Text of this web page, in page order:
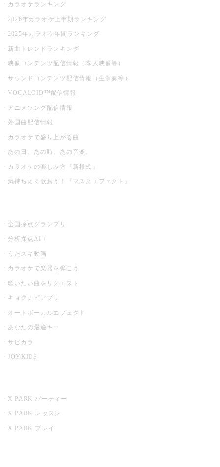
カラオケランキング
2026年カラオケ上半期ランキング
2025年カラオケ年間ランキング
新曲トレンドランキング
映像コンテンツ配信情報（本人映像等）
サウンドコンテンツ配信情報（生演奏等）
VOCALOID™配信情報
アニメソング配信情報
外国曲配信情報
カラオケで盛り上がる曲
あの日、あの時、あの音楽。
カラオケの楽しみ方『新様式』
気持ちよく歌おう！『マスクエフェクト』
全国採点グランプリ
分析採点AI＋
うたスキ動画
カラオケで楽器を弾こう
歌いたい曲をリクエスト
キョクナビアプリ
オートボーカルエフェクト
あなたの最適キー
サビカラ
JOYKIDS
X PARK パーティー
X PARK レッスン
X PARK プレイ